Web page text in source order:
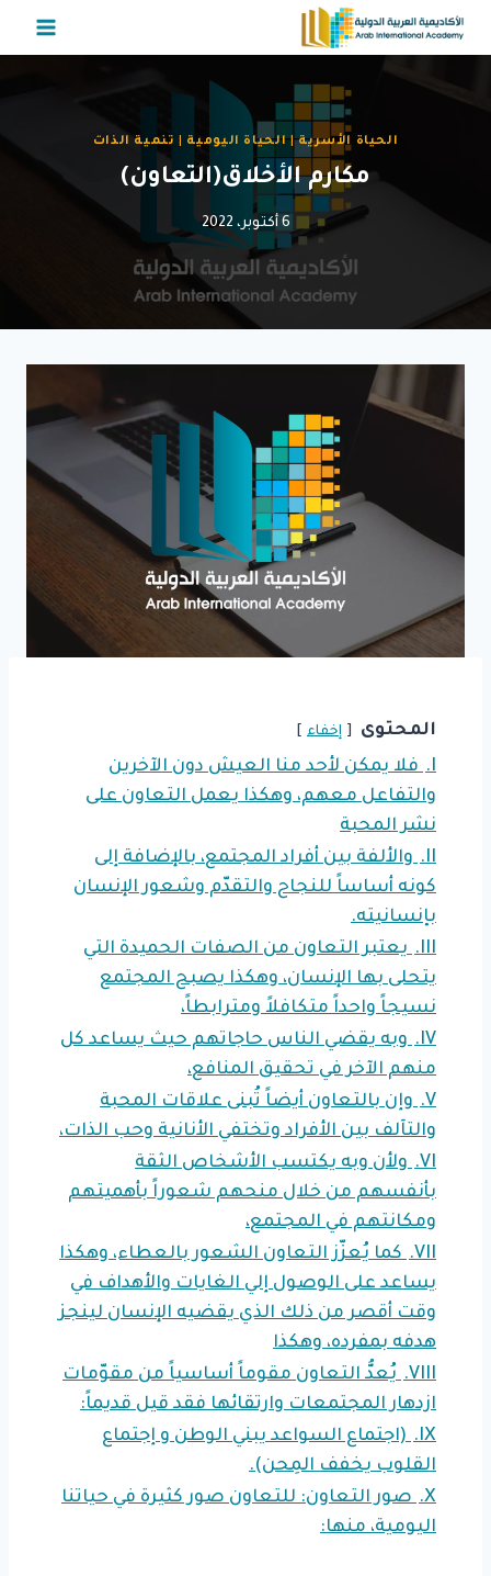
التجاوز
الحياة الأسرية|الحياة اليومية تنمية الذات
مكارم الأخلاق(التعاون)
6 أكتوبر، 2022
المحتوى إخفاء
I.
فلا يمكن لأحد منا العيش دون الآخرين
والتفاعل معهم، وهكذا يعمل التعاون على
نشر المحبة
II.
والألفة بين أفراد المجتمع، بالإضافة إلى
كونه أساساً للنجاح والتقدّم وشعور الإنسان
بإنسانيته.
III.
يعتبر التعاون من الصفات الحميدة التي
يتحلى بها الإنسان، وهكذا يصبح المجتمع
نسيجاً واحداً متكافلاً ومترابطاً،
IV.
وبه يقضي الناس حاجاتهم حيث يساعد كل
منهم الآخر في تحقيق المنافع،
V.
وإن بالتعاون أيضاً تُبنى علاقات المحبة
والتآلف بين الأفراد وتختفي الأنانية وحب الذات،
VI.
ولأن وبه يكتسب الأشخاص الثقة
بأنفسهم من خلال منحهم شعوراً بأهميتهم
ومكانتهم في المجتمع،
VII.
كما يُعزّز التعاون الشعور بالعطاء، وهكذا
يساعد على الوصول إلي الغايات والأهداف في
وقت أقصر من ذلك الذي يقضيه الإنسان لينجز
هدفه بمفرده، وهكذا
VIII.
يُعدُّ التعاون مقوماً أساسياً من مقوّمات
ازدهار المجتمعات وارتقائها فقد قيل قديماً:
IX.
(اجتماع السواعد يبني الوطن و إجتماع
القلوب يخفف المِحن).
X.
صور التعاون: للتعاون صور كثيرة في حياتنا
اليومية، منها: